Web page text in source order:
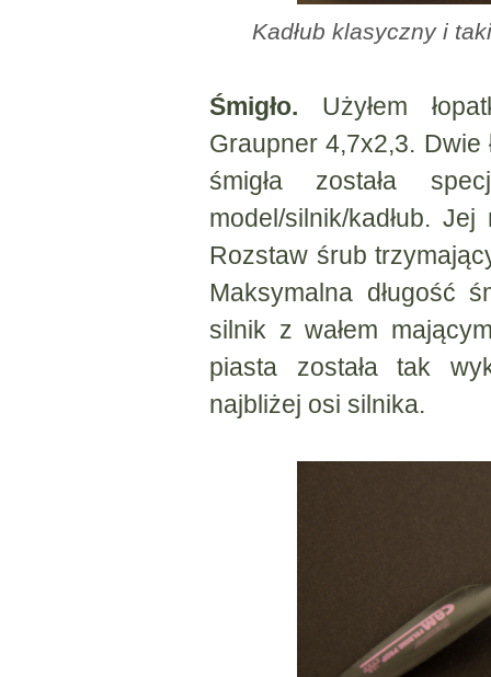
Kadłub klasyczny i
Śmigło. Użyłem
Graupner 4,7x2,3. Dwie
śmigła została
model/silnik/kadłub.
Rozstaw śrub
Maksymalna długość
silnik z wałem
piasta została tak
najbliżej osi silnika.